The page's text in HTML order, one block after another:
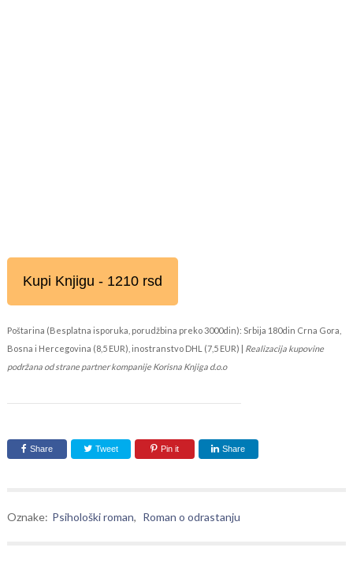
Kupi Knjigu - 1210 rsd
Poštarina (Besplatna isporuka, porudžbina preko 3000din): Srbija 180din Crna Gora,
Bosna i Hercegovina (8,5 EUR), inostranstvo DHL (7,5 EUR) | Realizacija kupovine
podržana od strane partner kompanije Korisna Knjiga d.o.o
Share Tweet Pin it Share
Oznake: Psihološki roman, Roman o odrastanju